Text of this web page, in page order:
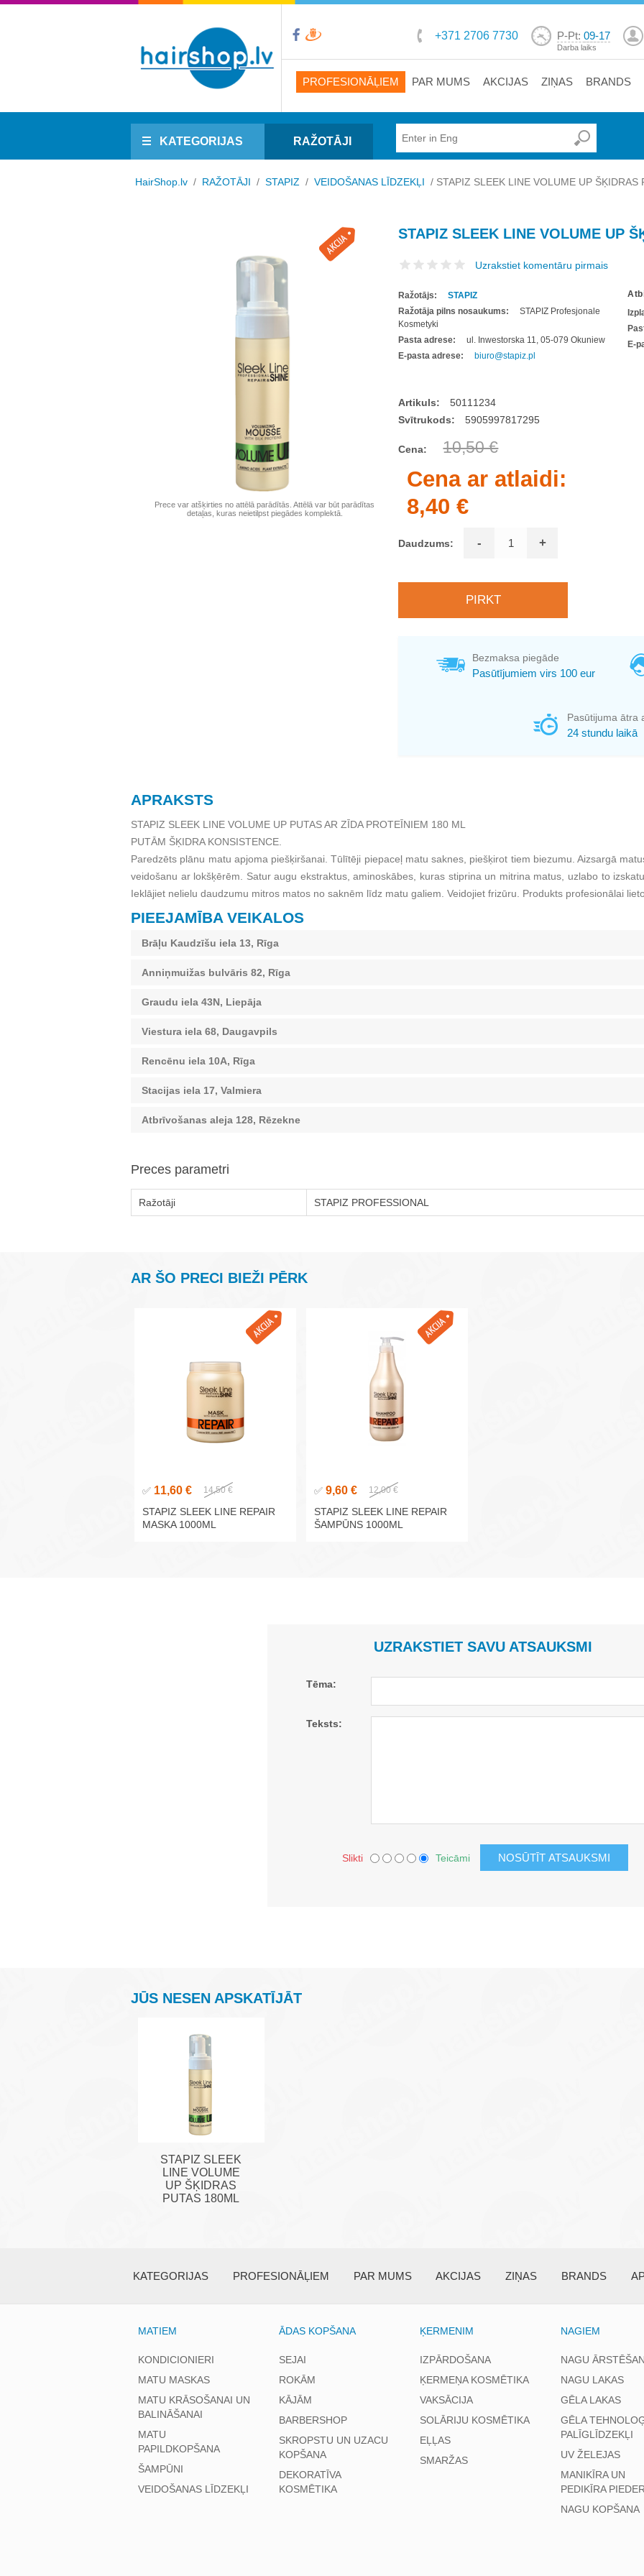
+371 2706 7730 P-Pt: 09-17
Darba laiks
PROFESIONĀĻIEM PAR MUMS AKCIJAS ZIŅAS BRANDS
KATEGORIJAS RAŽOTĀJI
HairShop.lv / RAŽOTĀJI / STAPIZ / VEIDOŠANAS LĪDZEKĻI / STAPIZ SLEEK LINE VOLUME UP ŠĶIDRAS
Prece var atšķirties no attēlā parādītās. Attēlā var būt parādītas
detaļas, kuras neietilpst piegādes komplektā.
STAPIZ SLEEK LINE VOLUME UP
Uzrakstiet komentāru pirmais
Ražotājs:
STAPIZ
Ražotāja pilns nosaukums:
STAPIZ Profesjonale
Kosmetyki
Pasta adrese:
ul. Inwestorska 11, 05-079 Okuniew
E-pasta adrese:
biuro@stapiz.pl
E-
Artikuls:
50111234
Svītrukods:
5905997817295
Cena: 10,50 €
Cena ar atlaidi:
8,40 €
Daudzums: - +
Bezmaksa piegāde
Pasūtījumiem virs 100 eur
Pasūtijuma ātra
24 stundu laikā
APRAKSTS
STAPIZ SLEEK LINE VOLUME UP PUTAS AR ZĪDA PROTEĪNIEM 180 ML
PUTĀM ŠĶIDRA KONSISTENCE.
Paredzēts plānu matu apjoma piešķiršanai. Tūlītēji piepaceļ matu saknes, piešķirot tiem biezumu. Aizsargā
veidošanu ar lokšķērēm. Satur augu ekstraktus, aminoskābes, kuras stiprina un mitrina matus, uzlabo to
Ieklājiet nelielu daudzumu mitros matos no saknēm līdz matu galiem. Veidojiet frizūru. Produkts profesionālai
PIEEJAMĪBA VEIKALOS
Brāļu Kaudzīšu iela 13, Rīga
Anniņmuižas bulvāris 82, Rīga
Graudu iela 43N, Liepāja
Viestura iela 68, Daugavpils
Rencēnu iela 10A, Rīga
Stacijas iela 17, Valmiera
Atbrīvošanas aleja 128, Rēzekne
Preces parametri
Ražotāji STAPIZ PROFESSIONAL
AR ŠO PRECI BIEŽI PĒRK
✅ 11,60 € 14,50 €
STAPIZ SLEEK LINE REPAIR
MASKA 1000ML
✅ 9,60 € 12,00 €
STAPIZ SLEEK LINE REPAIR
ŠAMPŪNS 1000ML
UZRAKSTIET SAVU ATSAUKSMI
Tēma:
Teksts:
Slikti Teicāmi
JŪS NESEN APSKATĪJĀT
STAPIZ SLEEK
LINE VOLUME
UP ŠĶIDRAS
PUTAS 180ML
KATEGORIJAS PROFESIONĀĻIEM PAR MUMS AKCIJAS ZIŅAS BRANDS
MATIEM
KONDICIONIERI
MATU MASKAS
MATU KRĀSOŠANAI UN
BALINĀŠANAI
MATU
PAPILDKOPŠANA
ŠAMPŪNI
VEIDOŠANAS LĪDZEKĻI
ĀDAS KOPŠANA
SEJAI
ROKĀM
KĀJĀM
BARBERSHOP
SKROPSTU UN UZACU
KOPŠANA
DEKORATĪVA
KOSMĒTIKA
ĶERMENIM
IZPĀRDOŠANA
ĶERMEŅA KOSMĒTIKA
VAKSĀCIJA
SOLĀRIJU KOSMĒTIKA
EĻĻAS
SMARŽAS
NAGIEM
NAGU
NAGU LAKAS
GĒLA LAKAS
GĒLA
PALĪGLĪDZEKĻI
UV ŽELEJAS
MANIKĪRA UN
PEDIKĪRA
NAGU KOPŠANA